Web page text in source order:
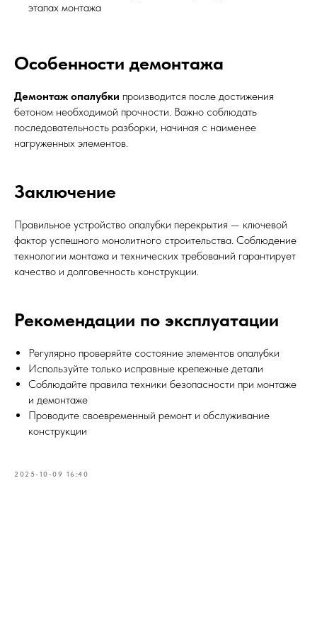
этапах монтажа
Особенности демонтажа
Демонтаж опалубки производится после достижения
бетоном необходимой прочности. Важно соблюдать
последовательность разборки, начиная с наименее
нагруженных элементов.
Заключение
Правильное устройство опалубки перекрытия — ключевой
фактор успешного монолитного строительства. Соблюдение
технологии монтажа и технических требований гарантирует
качество и долговечность конструкции.
Рекомендации по эксплуатации
Регулярно проверяйте состояние элементов опалубки
Используйте только исправные крепежные детали
Соблюдайте правила техники безопасности при монтаже
и демонтаже
Проводите своевременный ремонт и обслуживание
конструкции
2025-10-09 16:40